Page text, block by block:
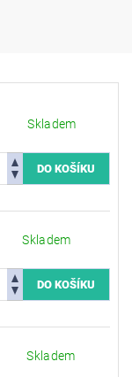
Skladem
Skladem
Skladem